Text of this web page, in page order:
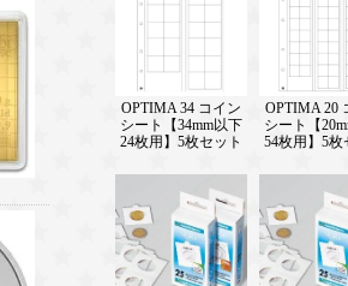
OPTIMA 34 コイン
シート【34mm以下
24枚用】5枚セット
OPTIMA 20
シート【
54枚用】5枚